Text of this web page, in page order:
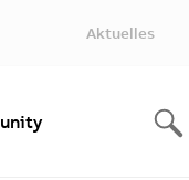
Aktuelles